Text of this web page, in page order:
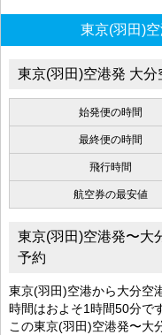
東京(羽田)
東京(羽田)空港発 大
始発便の時間
最終便の時間
飛行時間
航空券の最安値
東京(羽田)空港発〜大
予約
東京(羽田)空港から大分空
時間はおよそ1時間50分で
この東京(羽田)空港発〜大